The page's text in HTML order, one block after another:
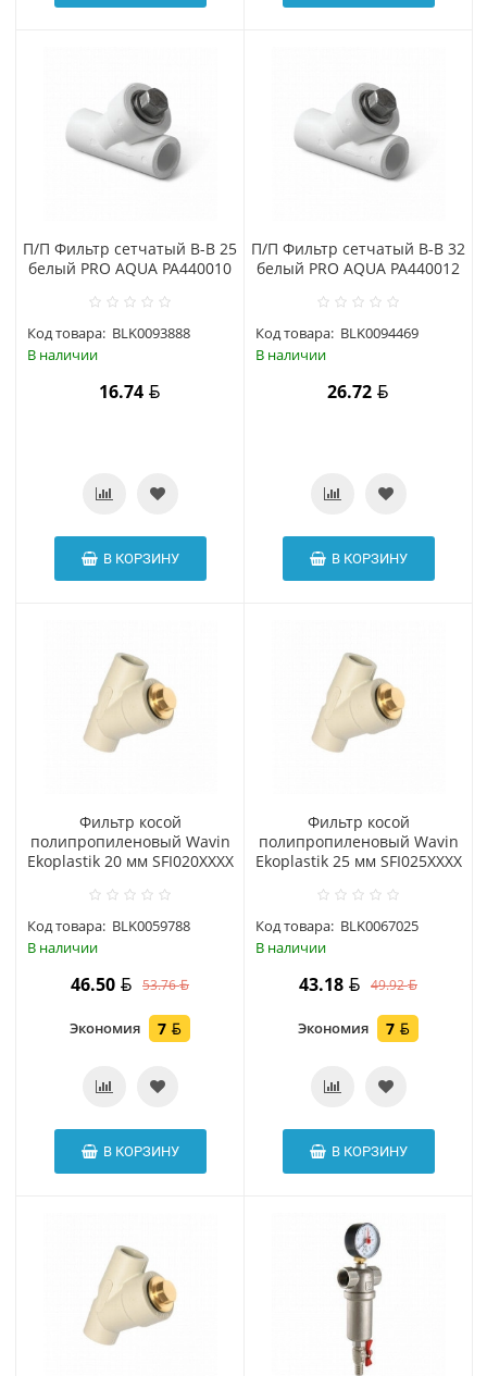
П/П Фильтр сетчатый В-В 25
белый PRO AQUA PA440010
Код товара: BLK0093888
В наличии
16.74
В КОРЗИНУ
П/П Фильтр сетчатый В-В 32
белый PRO AQUA PA440012
Код товара: BLK0094469
В наличии
26.72
В КОРЗИНУ
Фильтр косой
полипропиленовый Wavin
Ekoplastik 20 мм SFI020XXXX
Код товара: BLK0059788
В наличии
46.50 53.76
Экономия 7
В КОРЗИНУ
Фильтр косой
полипропиленовый Wavin
Ekoplastik 25 мм SFI025XXXX
Код товара: BLK0067025
В наличии
43.18 49.92
Экономия 7
В КОРЗИНУ